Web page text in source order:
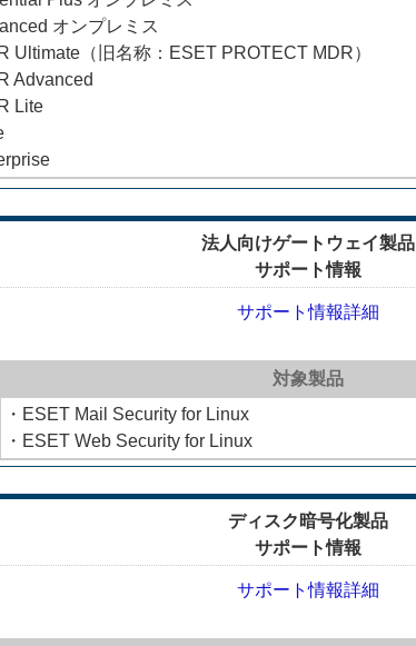
オンプレミス
Ultimate（旧名称：ESET PROTECT MDR）
Advanced
Lite
法人向けゲートウェイ製品
サポート情報
サポート情報詳細
対象製品
・ESET Mail Security for Linux
・ESET Web Security for Linux
ディスク暗号化製品
サポート情報
サポート情報詳細